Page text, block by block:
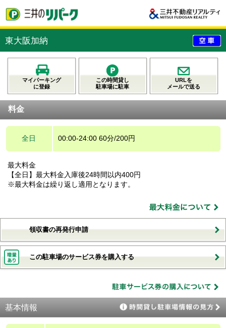
東大阪加納
マイパーキング
に登録
この時間貸し
駐車場に駐車
URLを
メールで送る
料金
全日 00:00-24:00 60分/200円
最大料金
【全日】最大料金入庫後24時間以内400円
※最大料金は繰り返し適用となります。
領収書の再発行申請
この駐車場のサービス券を購入する
基本情報